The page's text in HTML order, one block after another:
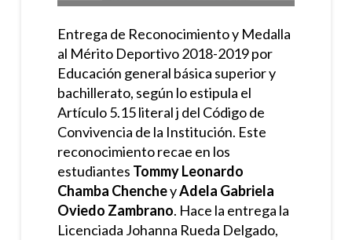
Entrega de Reconocimiento y Medalla
al Mérito Deportivo 2018-2019 por
Educación general básica superior y
bachillerato, según lo estipula el
Artículo 5.15 literal j del Código de
Convivencia de la Institución. Este
reconocimiento recae en los
estudiantes Tommy Leonardo
Chamba ChencheyAdela Gabriela
Oviedo Zambrano. Hace la entrega la
Licenciada Johanna Rueda Delgado,